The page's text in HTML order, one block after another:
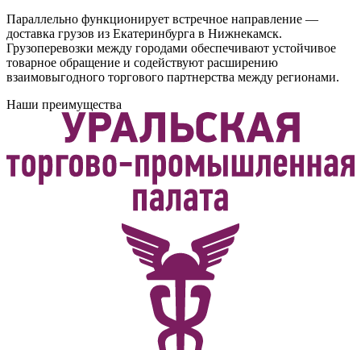
Параллельно функционирует встречное направление —
доставка грузов из Екатеринбурга в Нижнекамск.
Грузоперевозки между городами обеспечивают устойчивое
товарное обращение и содействуют расширению
взаимовыгодного торгового партнерства между регионами.
Наши преимущества